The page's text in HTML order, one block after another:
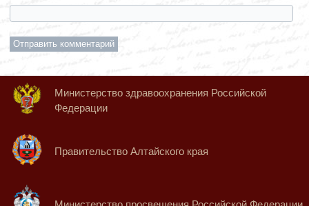
Министерство здравоохранения Российской
Федерации
Правительство Алтайского края